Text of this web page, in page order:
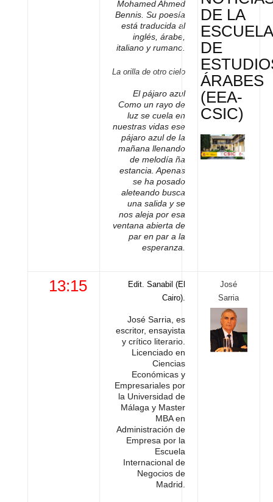
Mohamed Ahmed
Bennis. Su poesía
está traducida al
inglés, árabe,
italiano y rumano.
La orilla de otro cielo
El pájaro azul
Como un rayo de
luz se cuela en
nuestras vidas ese
pájaro azul de la
mañana llenando
de melodía ña
estancia. Apenas
se ha posado
aleteando busca
una salida y se
nos aleja por esa
ventana abierta de
par en par a la
esperanza.
13:15
Edit. Sanabil (El
Cairo).
José Sarria, es
escritor, ensayista
y crítico literario.
Licenciado en
Ciencias
Económicas y
Empresariales por
la Universidad de
Málaga y Master
MBA en
Administración de
Empresa por la
Escuela
Internacional de
Negocios de
Madrid.
José
Sarria
DE LA
ESCUELA
DE
ÁRABES
(EEA-
CSIC)